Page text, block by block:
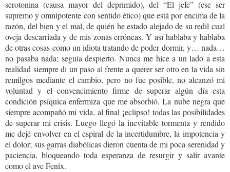
serotonina (causa mayor del deprimido), del “El jefe” (ese ser
supremo y omnipotente con sentido ético) que está por encima de la
razón, del bien y el mal, de quién he estado alejado de su redil cual
oveja descarriada y de mis zonas erróneas. Y así hablaba y hablaba
de otras cosas como un idiota tratando de poder dormir, y… nada…
no pasaba nada; seguía despierto. Nunca me hice a un lado a esta
realidad siempre di un paso al frente a querer ser otro en la vida sin
remilgos mediante el cambio, pero no fue posible, no alcanzó mi
voluntad y el convencimiento firme de superar algún día esta
condición psíquica enfermiza que me absorbió. La nube negra que
siempre acompañó mi vida, al final ¡eclipso! todas las posibilidades
de superar mi crisis. Luego llegó la inevitable tormenta y rendido
me dejé envolver en el espiral de la incertidumbre, la impotencia y
el dolor; sus garras diabólicas dieron cuenta de mi poca serenidad y
paciencia, bloqueando toda esperanza de resurgir y salir avante
como el ave Fenix.